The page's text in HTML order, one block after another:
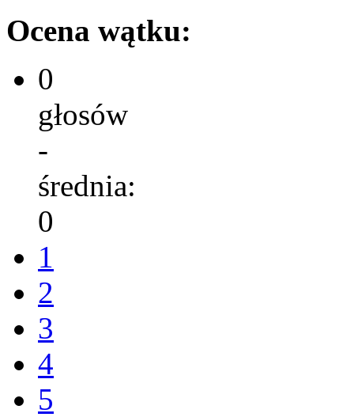
Ocena wątku:
0
głosów
-
średnia:
0
1
2
3
4
5